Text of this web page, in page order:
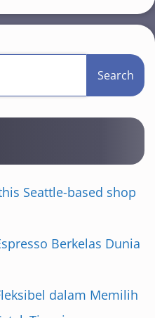
Search
Seattle-based shop
Berkelas Dunia
dalam Memilih